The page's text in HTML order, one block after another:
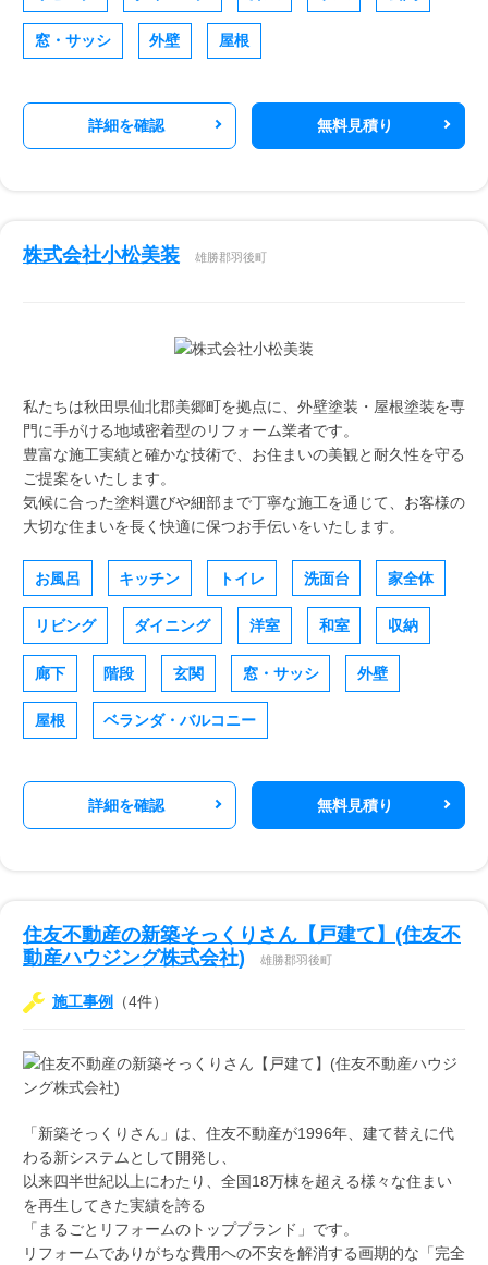
窓・サッシ 外壁 屋根
詳細を確認 無料見積り
株式会社小松美装 雄勝郡羽後町
私たちは秋田県仙北郡美郷町を拠点に、外壁塗装・屋根塗装を専
門に手がける地域密着型のリフォーム業者です。
豊富な施工実績と確かな技術で、お住まいの美観と耐久性を守る
ご提案をいたします。
気候に合った塗料選びや細部まで丁寧な施工を通じて、お客様の
大切な住まいを長く快適に保つお手伝いをいたします。
お風呂 キッチン トイレ 洗面台 家全体
リビング ダイニング 洋室 和室 収納
廊下 階段 玄関 窓・サッシ 外壁
屋根 ベランダ・バルコニー
詳細を確認 無料見積り
住友不動産の新築そっくりさん【戸建て】(住友不
動産ハウジング株式会社)
雄勝郡羽後町
施工事例 （4件）
「新築そっくりさん」は、住友不動産が1996年、建て替えに代
わる新システムとして開発し、
以来四半世紀以上にわたり、全国18万棟を超える様々な住まい
を再生してきた実績を誇る
「まるごとリフォームのトップブランド」です。
リフォームでありがちな費用への不安を解消する画期的な「完全